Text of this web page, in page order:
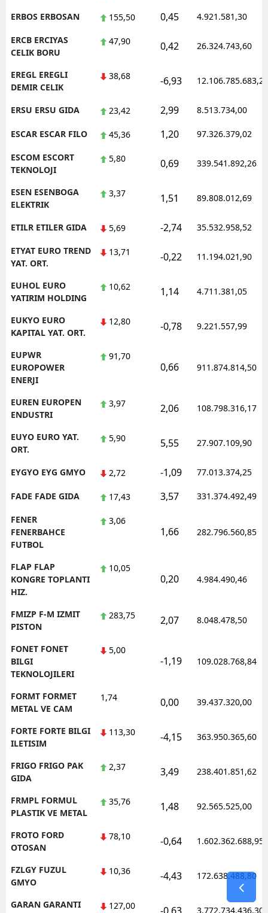
ERBOS ERBOSAN 155,50 0,45 4.921.581,30
ERCB ERCIYAS
CELIK BORU
47,90 0,42 26.324.743,60
EREGL EREGLI
DEMIR CELIK
38,68 -6,93 12.106.785.683,20
ERSU ERSU GIDA 23,42 2,99 8.513.734,00
ESCAR ESCAR FILO 45,36 1,20 97.326.379,02
ESCOM ESCORT
TEKNOLOJI
5,80 0,69 339.541.892,26
ESEN ESENBOGA
ELEKTRIK
3,37 1,51 89.808.012,69
ETILR ETILER GIDA 5,69 -2,74 35.532.958,52
ETYAT EURO TREND
YAT. ORT.
13,71 -0,22 11.194.021,90
EUHOL EURO
YATIRIM HOLDING
10,62 1,14 4.711.381,05
EUKYO EURO
KAPITAL YAT. ORT.
12,80 -0,78 9.221.557,99
EUPWR
EUROPOWER
ENERJI
91,70
0,66 911.874.814,50
EUREN EUROPEN
ENDUSTRI
3,97 2,06 108.798.316,17
EUYO EURO YAT.
ORT.
5,90 5,55 27.907.109,90
EYGYO EYG GMYO 2,72 -1,09 77.013.374,25
FADE FADE GIDA 17,43 3,57 331.374.492,49
FENER
FENERBAHCE
FUTBOL
3,06
1,66 282.796.560,85
FLAP FLAP
KONGRE TOPLANTI
HIZ.
10,05
0,20 4.984.490,46
FMIZP F-M IZMIT
PISTON
283,75 2,07 8.048.478,50
FONET FONET
BILGI
TEKNOLOJILERI
5,00
-1,19 109.028.768,84
FORMT FORMET
METAL VE CAM
1,74 0,00 39.437.320,00
FORTE FORTE BILGI
ILETISIM
113,30 -4,15 363.950.365,60
FRIGO FRIGO PAK
GIDA
2,37 3,49 238.401.851,62
FRMPL FORMUL
PLASTIK VE METAL
35,76 1,48 92.565.525,00
FROTO FORD
OTOSAN
78,10 -0,64 1.602.362.688,95
FZLGY FUZUL
GMYO
10,36 -4,43 172.638.488,80
GARAN GARANTI
127,00 3.772.734.436,30